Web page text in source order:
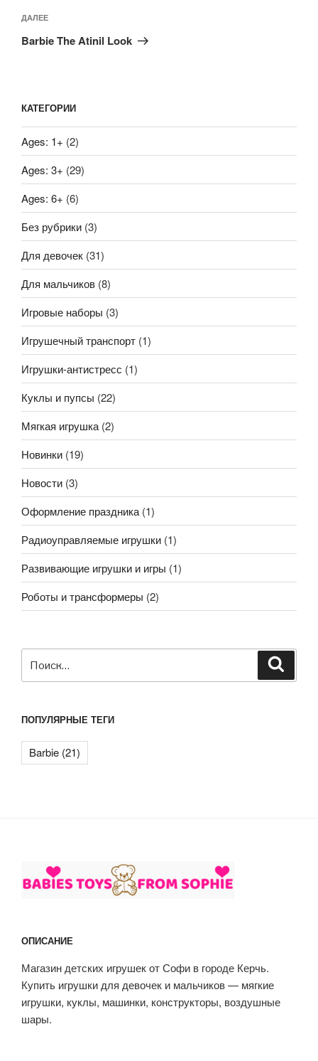
Следующая
запись
ДАЛЕЕ
Barbie The Atinil Look
КАТЕГОРИИ
Ages: 1+ (2)
Ages: 3+ (29)
Ages: 6+ (6)
Без рубрики (3)
Для девочек (31)
Для мальчиков (8)
Игровые наборы (3)
Игрушечный транспорт (1)
Игрушки-антистресс (1)
Куклы и пупсы (22)
Мягкая игрушка (2)
Новинки (19)
Новости (3)
Оформление праздника (1)
Радиоуправляемые игрушки (1)
Развивающие игрушки и игры (1)
Роботы и трансформеры (2)
ПОПУЛЯРНЫЕ ТЕГИ
Barbie (21)
ОПИСАНИЕ
Магазин детских игрушек от Софи в городе Керчь.
Купить игрушки для девочек и мальчиков — мягкие
игрушки, куклы, машинки, конструкторы, воздушные
шары.